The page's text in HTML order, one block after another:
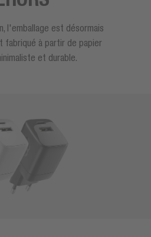
l'emballage est désormais
fabriqué à partir de papier
et durable.